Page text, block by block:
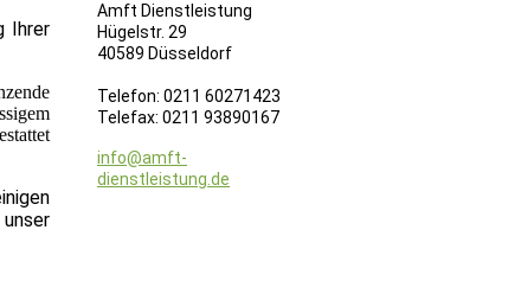
Ihrer
Amft Dienstleistung
Hügelstr. 29
40589 Düsseldorf
Telefon: 0211 60271423
Telefax: 0211 93890167
info@amft-
dienstleistung.de